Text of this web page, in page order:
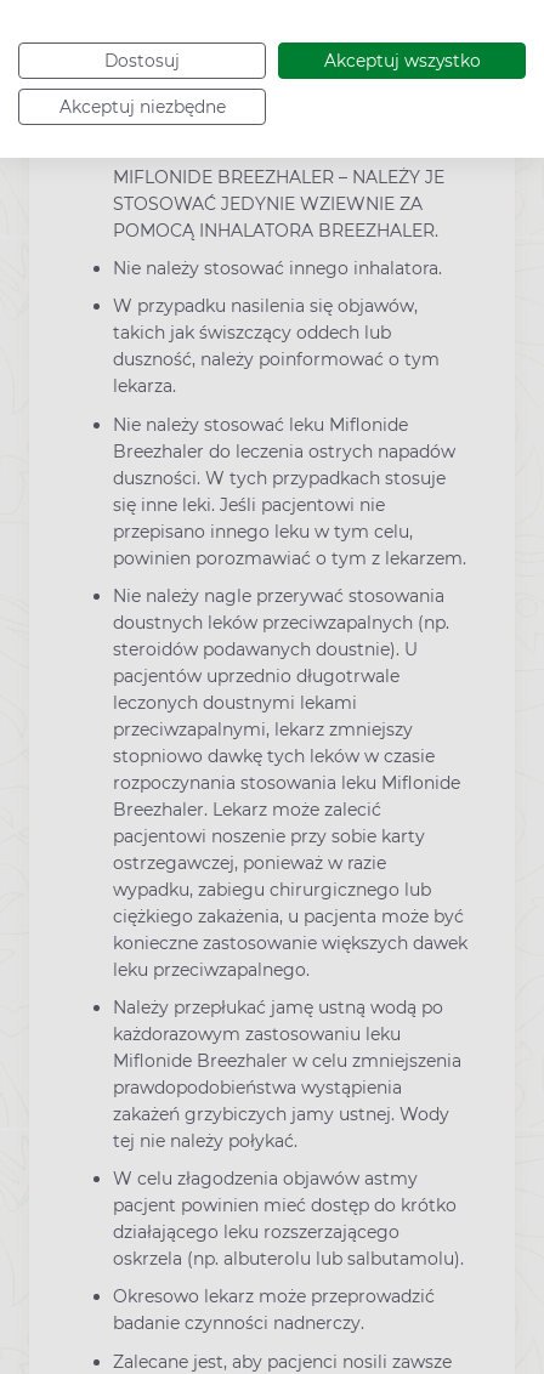
Dostosuj Akceptuj wszystko
Akceptuj niezbędne
Breezhaler.
Inne ostrzeżenia specjalne
MIFLONIDE BREEZHALER – NALEŻY JE
STOSOWAĆ JEDYNIE WZIEWNIE ZA
POMOCĄ INHALATORA BREEZHALER.
Nie należy stosować innego inhalatora.
W przypadku nasilenia się objawów,
takich jak świszczący oddech lub
duszność, należy poinformować o tym
lekarza.
Nie należy stosować leku Miflonide
Breezhaler do leczenia ostrych napadów
duszności. W tych przypadkach stosuje
się inne leki. Jeśli pacjentowi nie
przepisano innego leku w tym celu,
powinien porozmawiać o tym z lekarzem.
Nie należy nagle przerywać stosowania
doustnych leków przeciwzapalnych (np.
steroidów podawanych doustnie). U
pacjentów uprzednio długotrwale
leczonych doustnymi lekami
przeciwzapalnymi, lekarz zmniejszy
stopniowo dawkę tych leków w czasie
rozpoczynania stosowania leku Miflonide
Breezhaler. Lekarz może zalecić
pacjentowi noszenie przy sobie karty
ostrzegawczej, ponieważ w razie
wypadku, zabiegu chirurgicznego lub
ciężkiego zakażenia, u pacjenta może być
konieczne zastosowanie większych dawek
leku przeciwzapalnego.
Należy przepłukać jamę ustną wodą po
każdorazowym zastosowaniu leku
Miflonide Breezhaler w celu zmniejszenia
prawdopodobieństwa wystąpienia
zakażeń grzybiczych jamy ustnej. Wody
tej nie należy połykać.
W celu złagodzenia objawów astmy
pacjent powinien mieć dostęp do krótko
działającego leku rozszerzającego
oskrzela (np. albuterolu lub salbutamolu).
Okresowo lekarz może przeprowadzić
badanie czynności nadnerczy.
Zalecane jest, aby pacjenci nosili zawsze